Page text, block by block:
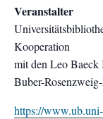
Veranstalter
Kooperation
mit den Leo Baeck
Buber-
https://